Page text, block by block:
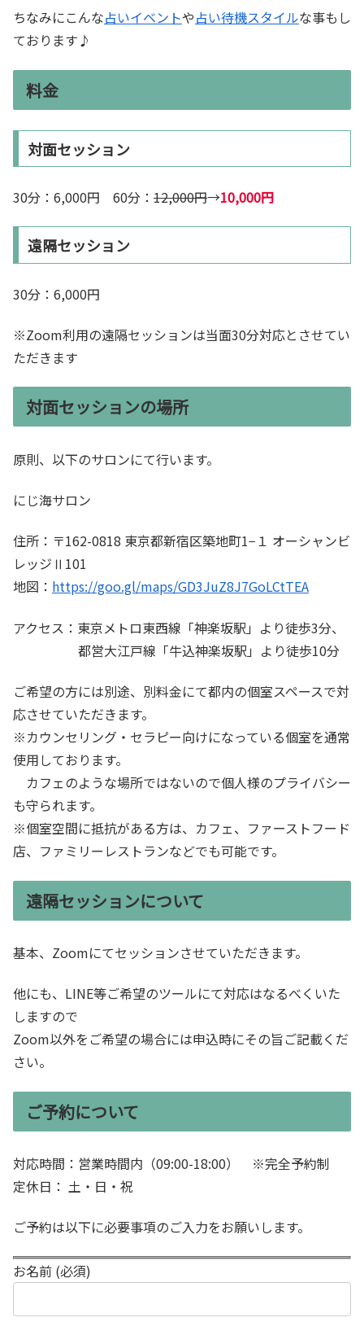
ちなみにこんな占いイベントや占い待機スタイルな事もし
ております♪
料金
対面セッション
30分：6,000円 60分： 12,000円→10,000円
遠隔セッション
30分：6,000円
※Zoom利用の遠隔セッションは当面30分対応とさせてい
ただきます
対面セッションの場所
原則、以下のサロンにて行います。
にじ海サロン
住所：〒162-0818 東京都新宿区築地町1−１ オーシャンビ
レッジⅡ101
地図： https://goo.gl/maps/GD3JuZ8J7GoLCtTEA
アクセス：東京メトロ東西線「神楽坂駅」より徒歩3分、
都営大江戸線「牛込神楽坂駅」より徒歩10分
ご希望の方には別途、別料金にて都内の個室スペースで対
応させていただきます。
※カウンセリング・セラピー向けになっている個室を通常
使用しております。
カフェのような場所ではないので個人様のプライバシー
も守られます。
※個室空間に抵抗がある方は、カフェ、ファーストフード
店、ファミリーレストランなどでも可能です。
遠隔セッションについて
基本、Zoomにてセッションさせていただきます。
他にも、LINE等ご希望のツールにて対応はなるべくいた
しますので
Zoom以外をご希望の場合には申込時にその旨ご記載くだ
さい。
ご予約について
対応時間：営業時間内（09:00-18:00） ※完全予約制
定休日： 土・日・祝
ご予約は以下に必要事項のご入力をお願いします。
お名前 (必須)